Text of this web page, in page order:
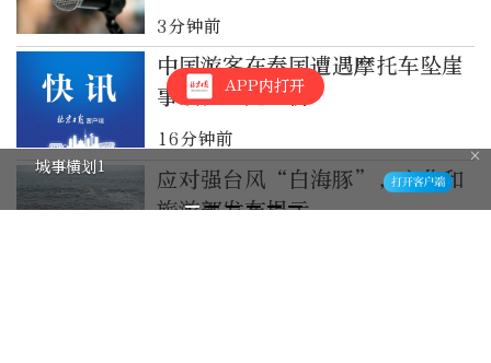
舞弊行为，资格复审环节存在违
规
3分钟前
中国游客在泰国遭遇摩托车坠崖
事故，一死一伤
16分钟前
应对强台风“白海豚”，文化和
旅游部发布提示
APP内打开
北京协和医院开展创新性联合手术